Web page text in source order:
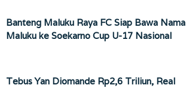
Banteng Maluku Raya FC Siap Bawa Nama
Maluku ke Soekarno Cup U-17 Nasional
Tebus Yan Diomande Rp2,6 Triliun, Real